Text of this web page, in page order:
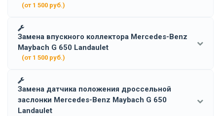
(от 1 500 руб.)
Замена впускного коллектора Mercedes-Benz
Maybach G 650 Landaulet
(от 1 500 руб.)
Замена датчика положения дроссельной
заслонки Mercedes-Benz Maybach G 650
Landaulet